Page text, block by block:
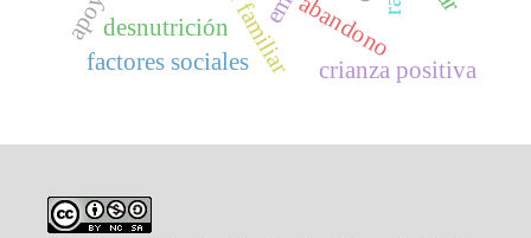
factores sociales abandono
desnutrición
crianza positiva